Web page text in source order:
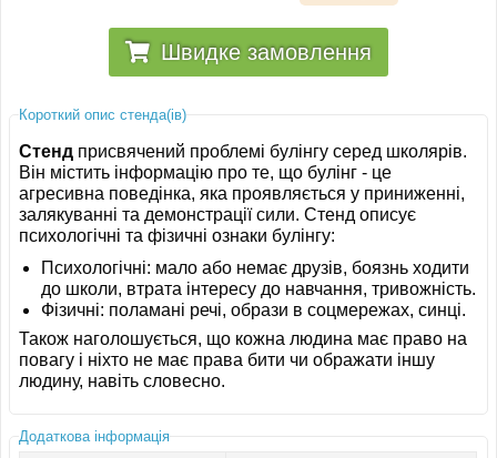
Швидке замовлення
Короткий опис стенда(ів)
Стенд присвячений проблемі булінгу серед школярів.
Він містить інформацію про те, що булінг - це
агресивна поведінка, яка проявляється у приниженні,
залякуванні та демонстрації сили. Стенд описує
психологічні та фізичні ознаки булінгу:
Психологічні: мало або немає друзів, боязнь ходити
до школи, втрата інтересу до навчання, тривожність.
Фізичні: поламані речі, образи в соцмережах, синці.
Також наголошується, що кожна людина має право на
повагу і ніхто не має права бити чи ображати іншу
людину, навіть словесно.
Додаткова інформація